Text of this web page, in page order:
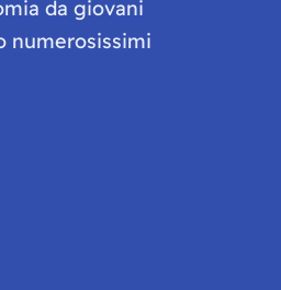
da giovani
numerosissimi